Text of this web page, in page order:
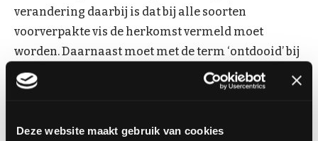
Deze website maakt gebruik van cookies
verandering daarbij is dat bij alle soorten
voorverpakte vis de herkomst vermeld moet
worden. Daarnaast moet met de term ‘ontdooid’ bij
de benaming worden aangegeven dat een product
ingevroren is geweest.
Voor niet-voorverpakte producten geldt als